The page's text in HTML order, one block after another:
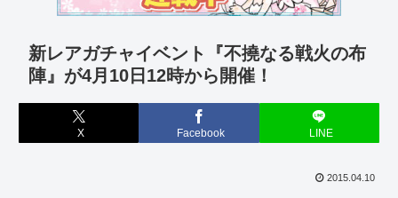
新レアガチャイベント『不撓なる戦火の布
陣』が4月10日12時から開催！
X Facebook LINE
2015.04.10